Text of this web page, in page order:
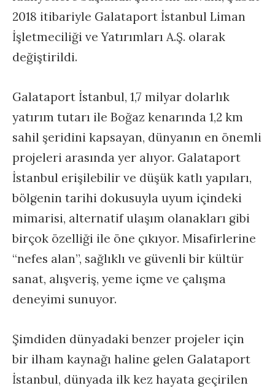
2018 itibariyle Galataport İstanbul Liman
İşletmeciliği ve Yatırımları A.Ş. olarak
değiştirildi.
Galataport İstanbul, 1,7 milyar dolarlık
yatırım tutarı ile Boğaz kenarında 1,2 km
sahil şeridini kapsayan, dünyanın en önemli
projeleri arasında yer alıyor. Galataport
İstanbul erişilebilir ve düşük katlı yapıları,
bölgenin tarihi dokusuyla uyum içindeki
mimarisi, alternatif ulaşım olanakları gibi
birçok özelliği ile öne çıkıyor. Misafirlerine
“nefes alan”, sağlıklı ve güvenli bir kültür
sanat, alışveriş, yeme içme ve çalışma
deneyimi sunuyor.
Şimdiden dünyadaki benzer projeler için
bir ilham kaynağı haline gelen Galataport
İstanbul, dünyada ilk kez hayata geçirilen